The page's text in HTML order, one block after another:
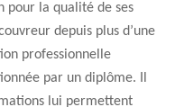
pour la qualité de ses
depuis plus d’une
professionnelle
par un diplôme. Il
lui permettent